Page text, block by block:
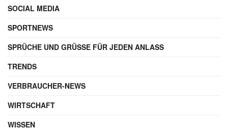
SOCIAL MEDIA
SPORTNEWS
SPRÜCHE UND GRÜSSE FÜR JEDEN ANLASS
TRENDS
VERBRAUCHER-NEWS
WIRTSCHAFT
WISSEN